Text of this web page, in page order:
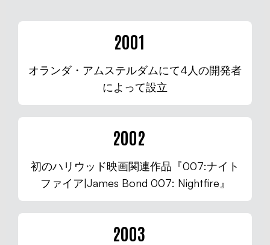
2001
オランダ・アムステルダムにて4人の開発者
によって設立
2002
初のハリウッド映画関連作品『007:ナイト
ファイア|James Bond 007: Nightfire』
2003